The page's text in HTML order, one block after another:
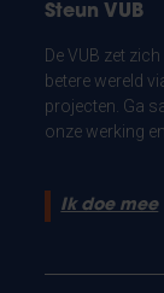
Steun VUB
De VUB zet
betere wereld
projecten. Ga
onze werking
Ik doe mee